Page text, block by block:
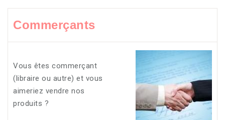
Commerçants
Vous êtes commerçant
(libraire ou autre) et vous
aimeriez vendre nos
produits ?